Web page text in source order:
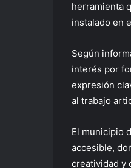
herramienta
instalado en
Según
interés por
expresión
al trabajo
El municipio
accesible,
creatividad y